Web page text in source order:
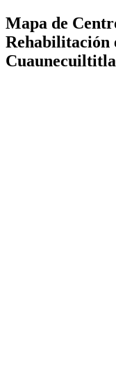
Mapa de
Rehabilitación